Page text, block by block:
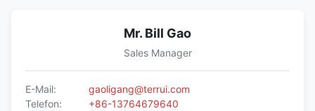
Mr. Bill Gao
Sales Manager
E-Mail:
gaoligang@terrui.com
Telefon:
+86-13764679640